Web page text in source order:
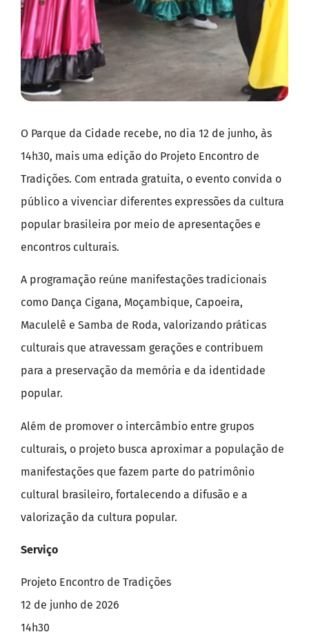
O Parque da Cidade recebe, no dia 12 de junho, às
14h30, mais uma edição do Projeto Encontro de
Tradições. Com entrada gratuita, o evento convida o
público a vivenciar diferentes expressões da cultura
popular brasileira por meio de apresentações e
encontros culturais.
A programação reúne manifestações tradicionais
como Dança Cigana, Moçambique, Capoeira,
Maculelê e Samba de Roda, valorizando práticas
culturais que atravessam gerações e contribuem
para a preservação da memória e da identidade
popular.
Além de promover o intercâmbio entre grupos
culturais, o projeto busca aproximar a população de
manifestações que fazem parte do patrimônio
cultural brasileiro, fortalecendo a difusão e a
valorização da cultura popular.
Serviço
Projeto Encontro de Tradições
12 de junho de 2026
14h30